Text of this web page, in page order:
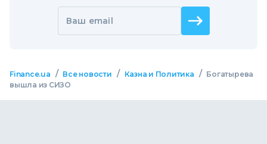
Ваш email
Finance.ua / Все новости / Казна и Политика / Богатырева
вышла из СИЗО